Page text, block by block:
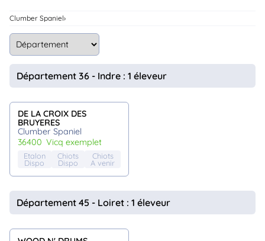
Services
..
Assurances
Connexion
Clumber Spaniel
Département 36 - Indre : 1 éleveur
DE LA CROIX DES
BRUYERES
Clumber Spaniel
36400
vicq exemplet
Etalon
Dispo
Chiots
Dispo
Chiots
A venir
Département 45 - Loiret : 1 éleveur